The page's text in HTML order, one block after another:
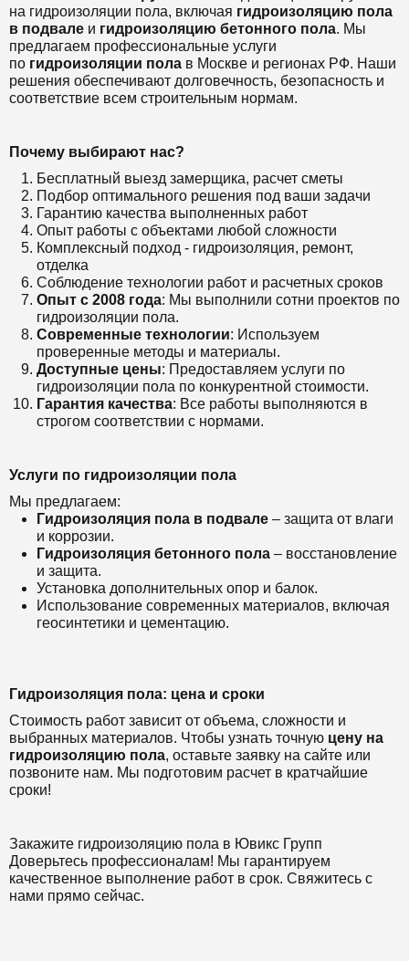
на гидроизоляции пола, включая гидроизоляцию пола
в подвале и гидроизоляцию бетонного пола. Мы
предлагаем профессиональные услуги
по гидроизоляции пола в Москве и регионах РФ. Наши
решения обеспечивают долговечность, безопасность и
соответствие всем строительным нормам.
Почему выбирают нас?
Бесплатный выезд замерщика, расчет сметы
Подбор оптимального решения под ваши задачи
Гарантию качества выполненных работ
Опыт работы с объектами любой сложности
Комплексный подход - гидроизоляция, ремонт,
отделка
Соблюдение технологии работ и расчетных сроков
Опыт с 2008 года: Мы выполнили сотни проектов по
гидроизоляции пола.
Современные технологии: Используем
проверенные методы и материалы.
Доступные цены: Предоставляем услуги по
гидроизоляции пола по конкурентной стоимости.
Гарантия качества: Все работы выполняются в
строгом соответствии с нормами.
Услуги по гидроизоляции пола
Мы предлагаем:
Гидроизоляция пола в подвале – защита от влаги
и коррозии.
Гидроизоляция бетонного пола – восстановление
и защита.
Установка дополнительных опор и балок.
Использование современных материалов, включая
геосинтетики и цементацию.
Гидроизоляция пола: цена и сроки
Стоимость работ зависит от объема, сложности и
выбранных материалов. Чтобы узнать точную цену на
гидроизоляцию пола, оставьте заявку на сайте или
позвоните нам. Мы подготовим расчет в кратчайшие
сроки!
Закажите гидроизоляцию пола в Ювикс Групп
Доверьтесь профессионалам! Мы гарантируем
качественное выполнение работ в срок. Свяжитесь с
нами прямо сейчас.